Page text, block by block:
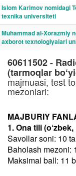
Islom Karimov nomidagi
texnika universiteti
Muhammad al-Xorazmiy
axborot texnologiyalari
60611502 -
(tarmoqlar
majmuasi, test
mezonlari:
MAJBURIY
1. Ona tili
Savollar soni: 10
Baholash mezoni:
Maksimal ball: 11